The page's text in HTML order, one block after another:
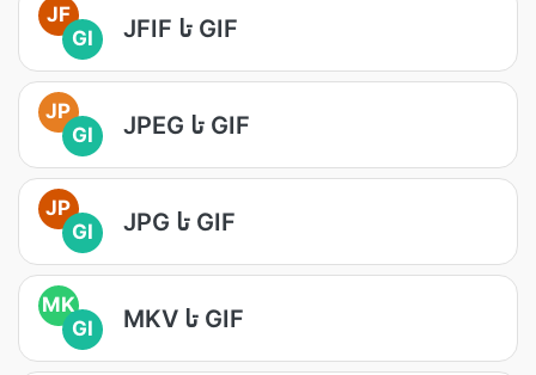
JF
GI
JFIF تا GIF
JP
GI
JPEG تا GIF
JP
GI
JPG تا GIF
MK
GI
MKV تا GIF